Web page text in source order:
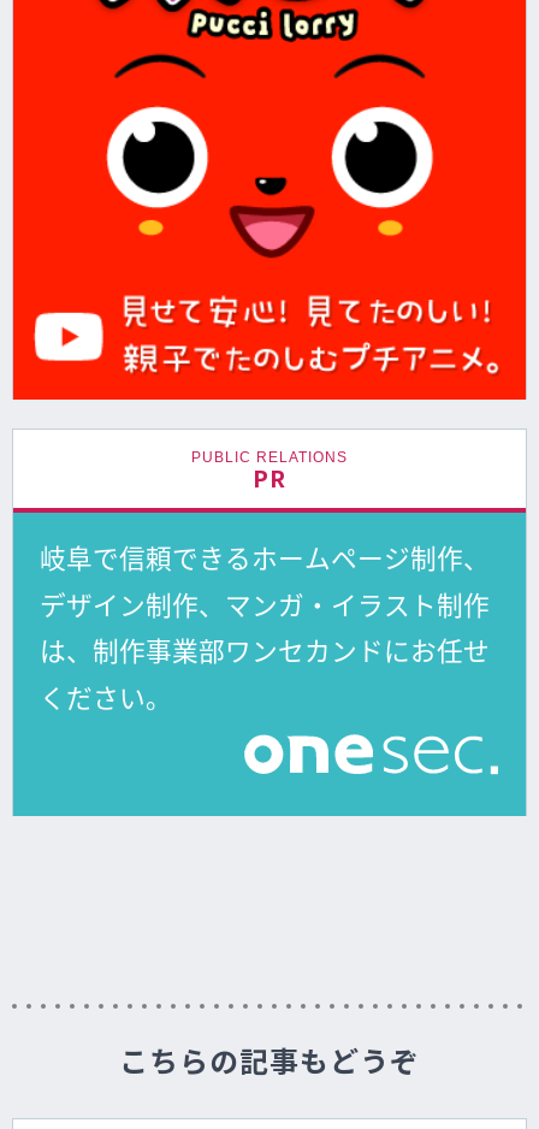
PUBLIC RELATIONS
PR
こちらの記事もどうぞ